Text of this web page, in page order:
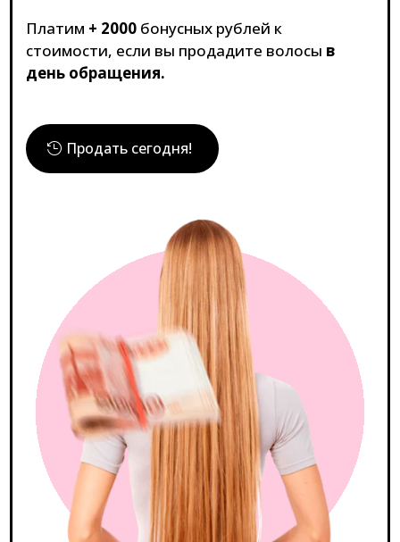
Платим + 2000 бонусных рублей к
стоимости, если вы продадите волосы в
день обращения.
Продать сегодня!